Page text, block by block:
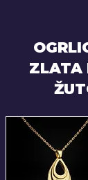
ZLATA